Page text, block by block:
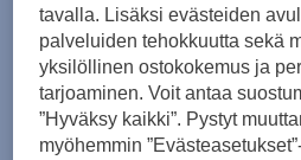
Tarkista saatavuus ja tilaa
Verkkokauppa: Saatavilla
tavalla. Lisäksi evästeiden
palveluiden tehokkuutta sekä
yksilöllinen ostokokemus ja
tarjoaminen. Voit antaa
”Hyväksy kaikki”. Pystyt
myöhemmin